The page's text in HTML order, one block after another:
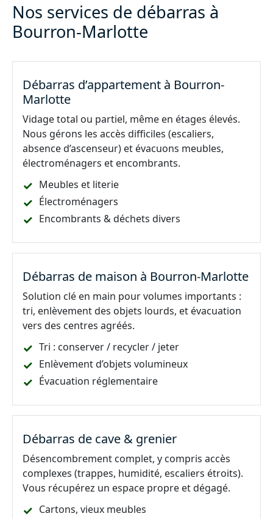
Nos services de débarras à
Bourron-Marlotte
Débarras d’appartement à Bourron-
Marlotte
Vidage total ou partiel, même en étages élevés.
Nous gérons les accès difficiles (escaliers,
absence d’ascenseur) et évacuons meubles,
électroménagers et encombrants.
Meubles et literie
Électroménagers
Encombrants & déchets divers
Débarras de maison à Bourron-Marlotte
Solution clé en main pour volumes importants :
tri, enlèvement des objets lourds, et évacuation
vers des centres agréés.
Tri : conserver / recycler / jeter
Enlèvement d’objets volumineux
Évacuation réglementaire
Débarras de cave & grenier
Désencombrement complet, y compris accès
complexes (trappes, humidité, escaliers étroits).
Vous récupérez un espace propre et dégagé.
Cartons, vieux meubles